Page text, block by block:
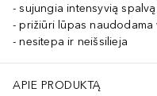
sujungia intensyvią
prižiūri lūpas naudodama
nesitepa ir neišsilieja
APIE PRODUKTĄ